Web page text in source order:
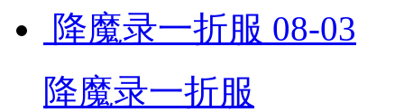
降魔录一折服 08-03
降魔录一折服